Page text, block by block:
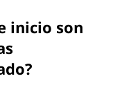
inicio son